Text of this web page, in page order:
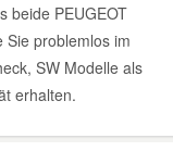
beide PEUGEOT
Sie problemlos im
SW Modelle als
erhalten.